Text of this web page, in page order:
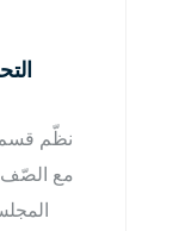
نظّم قسم
مع الصّف